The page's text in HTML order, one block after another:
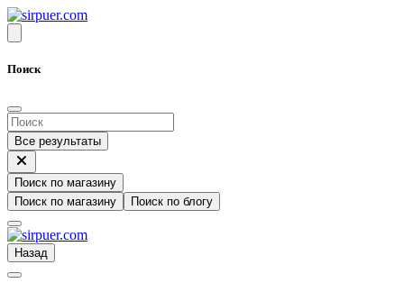
Поиск
Все результаты
Поиск по магазину
Поиск по магазину
Поиск по блогу
Назад